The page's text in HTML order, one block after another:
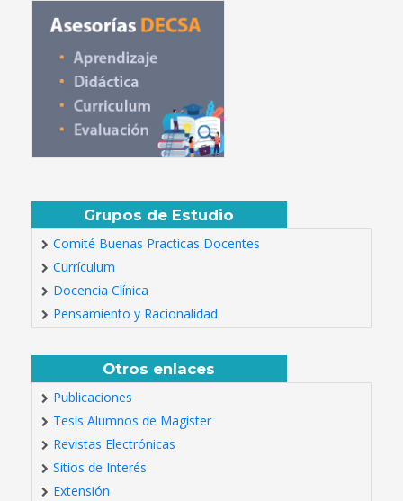
Grupos de Estudio
Comité Buenas Practicas Docentes
Currículum
Docencia Clínica
Pensamiento y Racionalidad
Otros enlaces
Publicaciones
Tesis Alumnos de Magíster
Revistas Electrónicas
Sitios de Interés
Extensión